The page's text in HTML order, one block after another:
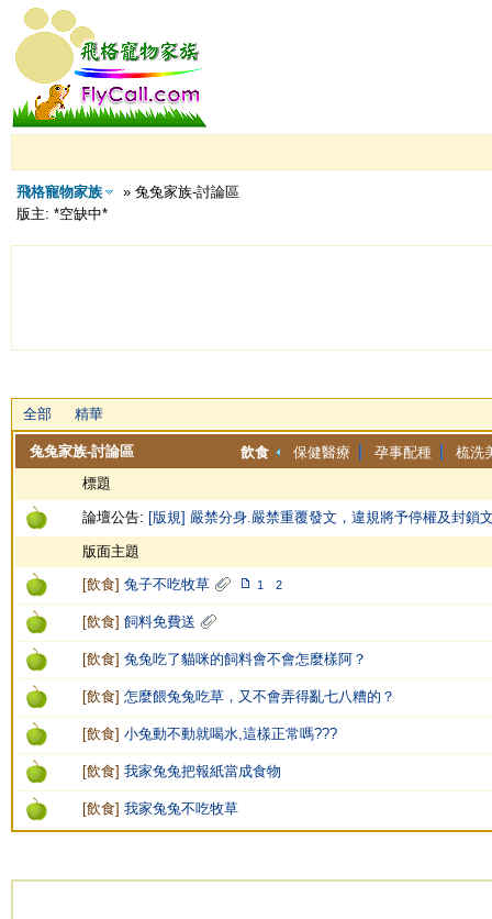
飛格寵物家族
» 兔兔家族-討論區
版主: *空缺中*
全部 精華
飲食 保健醫療 孕事配種 梳洗
兔兔家族-討論區
標題
論壇公告: [版規] 嚴禁分身.嚴禁重覆發文，違規將予停權及封鎖
版面主題
[飲食] 兔子不吃牧草 1 2
[飲食] 飼料免費送
[飲食] 兔兔吃了貓咪的飼料會不會怎麼樣阿？
[飲食] 怎麼餵兔兔吃草，又不會弄得亂七八糟的？
[飲食] 小兔動不動就喝水,這樣正常嗎???
[飲食] 我家兔兔把報紙當成食物
[飲食] 我家兔兔不吃牧草